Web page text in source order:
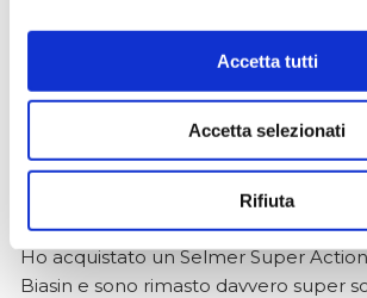
Accetta tutti
Accetta selezionati
Rifiuta
Negozio assolutamente consigliato,
Ciro Pio Donnarumma
4 mesi fa
Ho acquistato un Selmer Super
Biasin e sono rimasto davvero super